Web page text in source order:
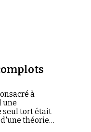
à
une
seul tort était
théorie